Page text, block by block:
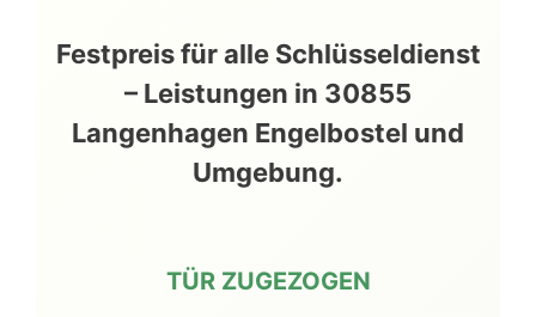
Festpreis für alle Schlüsseldienst
– Leistungen in 30855
Langenhagen Engelbostel und
Umgebung.
TÜR ZUGEZOGEN